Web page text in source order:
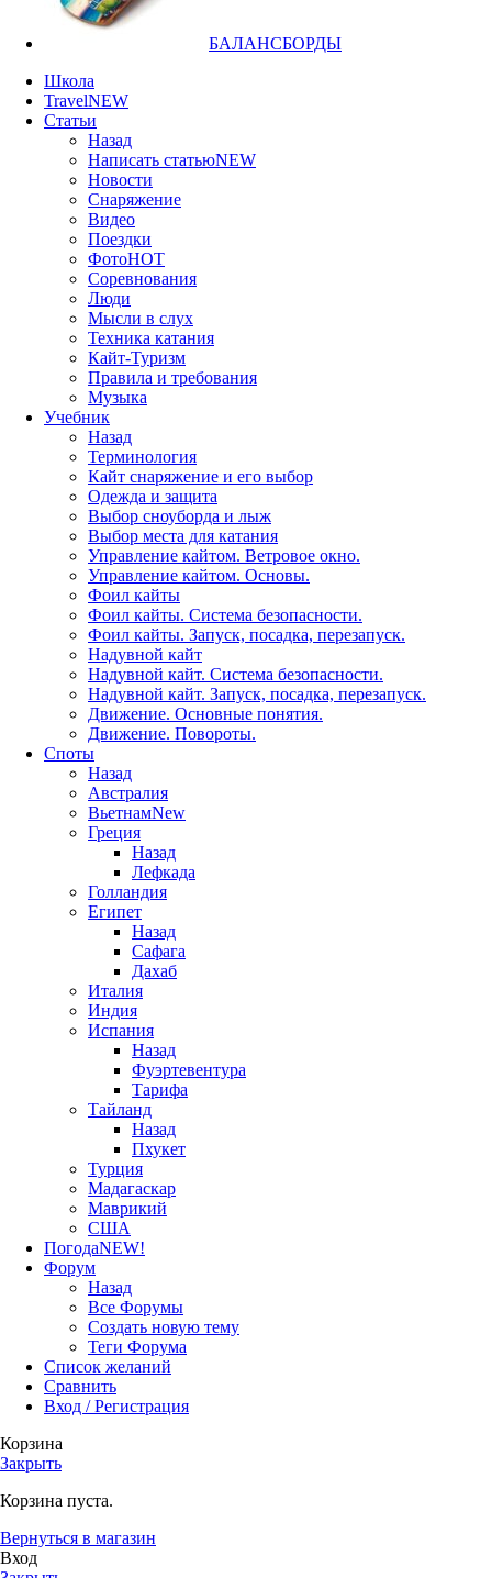
БАЛАНСБОРДЫ
Школа
TravelNEW
Статьи
Назад
Написать статьюNEW
Новости
Снаряжение
Видео
Поездки
ФотоHOT
Соревнования
Люди
Мысли в слух
Техника катания
Кайт-Туризм
Правила и требования
Музыка
Учебник
Назад
Терминология
Кайт снаряжение и его выбор
Одежда и защита
Выбор сноуборда и лыж
Выбор места для катания
Управление кайтом. Ветровое окно.
Управление кайтом. Основы.
Фоил кайты
Фоил кайты. Система безопасности.
Фоил кайты. Запуск, посадка, перезапуск.
Надувной кайт
Надувной кайт. Система безопасности.
Надувной кайт. Запуск, посадка, перезапуск.
Движение. Основные понятия.
Движение. Повороты.
Споты
Назад
Австралия
ВьетнамNew
Греция
Назад
Лефкада
Голландия
Египет
Назад
Сафага
Дахаб
Италия
Индия
Испания
Назад
Фуэртевентура
Тарифа
Тайланд
Назад
Пхукет
Турция
Мадагаскар
Маврикий
США
ПогодаNEW!
Форум
Назад
Все Форумы
Создать новую тему
Теги Форума
Список желаний
Сравнить
Вход / Регистрация
Корзина
Закрыть
Корзина пуста.
Вернуться в магазин
Вход